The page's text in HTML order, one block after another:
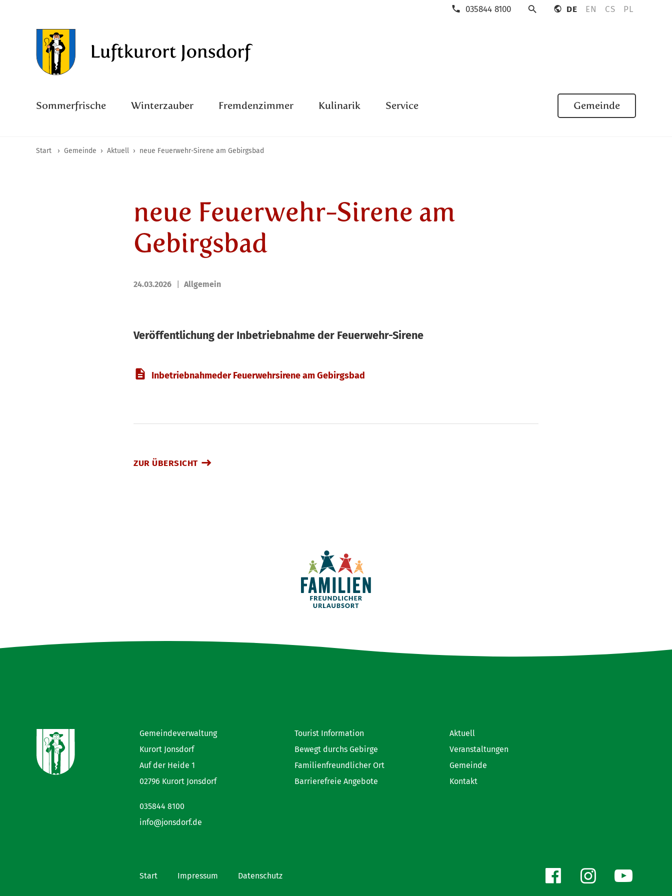
035844 8100 DE EN CS PL
Sommerfrische Winterzauber Fremdenzimmer Kulinarik Service Gemeinde
Start › Gemeinde › Aktuell › neue Feuerwehr-Sirene am Gebirgsbad
neue Feuerwehr-Sirene am
Gebirgsbad
24.03.2026 Allgemein
Veröffentlichung der Inbetriebnahme der Feuerwehr-Sirene
Inbetriebnahmeder Feuerwehrsirene am Gebirgsbad
ZUR ÜBERSICHT
Gemeindeverwaltung
Kurort Jonsdorf
Auf der Heide 1
02796 Kurort Jonsdorf
035844 8100
info@jonsdorf.de
Tourist Information
Bewegt durchs Gebirge
Familienfreundlicher Ort
Barrierefreie Angebote
Aktuell
Veranstaltungen
Gemeinde
Kontakt
Start Impressum Datenschutz Facebook